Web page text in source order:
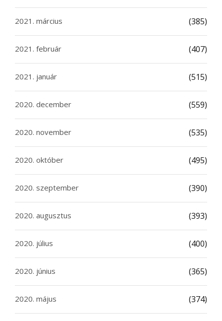
2021. március (385)
2021. február (407)
2021. január (515)
2020. december (559)
2020. november (535)
2020. október (495)
2020. szeptember (390)
2020. augusztus (393)
2020. július (400)
2020. június (365)
2020. május (374)